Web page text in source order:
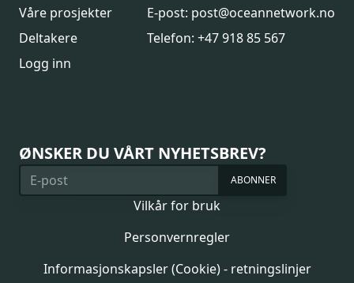
Våre prosjekter
Deltakere
Logg inn
E-post: post@oceannetwork.no
Telefon: +47 918 85 567
ØNSKER DU VÅRT NYHETSBREV?
ABONNER
Vilkår for bruk
Personvernregler
Informasjonskapsler (Cookie) - retningslinjer